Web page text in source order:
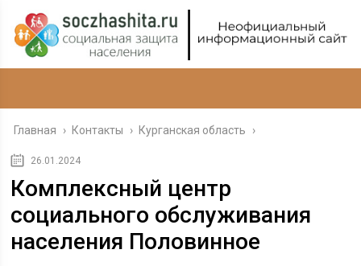
Главная › Контакты › Курганская область ›
26.01.2024
Комплексный центр
социального обслуживания
населения Половинное